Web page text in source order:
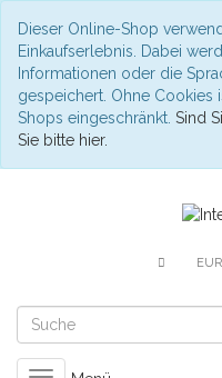
Dieser Online-Shop
Einkaufserlebnis. Dabei
Informationen oder die
gespeichert. Ohne Cookies
Shops eingeschränkt. Sind
Sie bitte hier.
EUR